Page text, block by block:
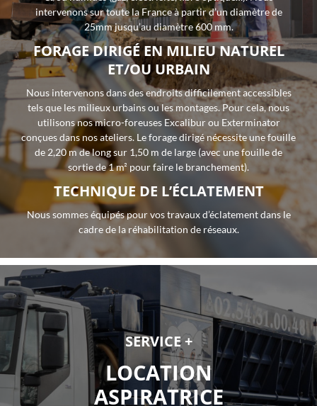
RÉALISATIONS
VIDÉOS
AVIS
ACTUALITÉS
CONTACT
REJOIGNEZ-
intervenons sur toute la France à partir d’un diamètre de
25mm jusqu’au diamètre 600 mm.
FORAGE DIRIGÉ EN MILIEU NATUREL
ET/OU URBAIN
Nous intervenons dans des endroits difficilement accessibles
tels que les milieux urbains ou les montages. Pour cela, nous
utilisons nos micro-foreuses Excalibur ou Exterminator
conçues dans nos ateliers. Le forage dirigé nécessite une fouille
de 2,20 m de long sur 1,50 m de large (avec une fouille de
sortie de 1 m² pour faire le branchement).
TECHNIQUE DE L’ÉCLATEMENT
Nous sommes équipés pour vos travaux d’éclatement dans le
cadre de la réhabilitation de réseaux.
SERVICE +
LOCATION
ASPIRATRICE